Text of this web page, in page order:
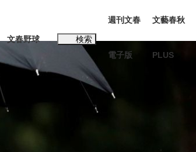
読書
文春野球 検索
週刊文春
電子版
文藝春秋
PLUS